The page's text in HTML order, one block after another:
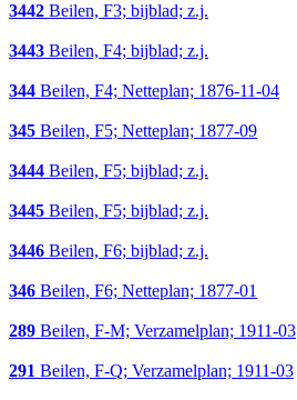
3442 Beilen, F3; bijblad; z.j.
3443 Beilen, F4; bijblad; z.j.
344 Beilen, F4; Netteplan; 1876-11-04
345 Beilen, F5; Netteplan; 1877-09
3444 Beilen, F5; bijblad; z.j.
3445 Beilen, F5; bijblad; z.j.
3446 Beilen, F6; bijblad; z.j.
346 Beilen, F6; Netteplan; 1877-01
289 Beilen, F-M; Verzamelplan; 1911-03
291 Beilen, F-Q; Verzamelplan; 1911-03